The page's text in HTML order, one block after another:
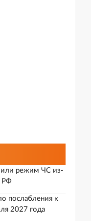
режим ЧС из-
РФ
послабления к
2027 года